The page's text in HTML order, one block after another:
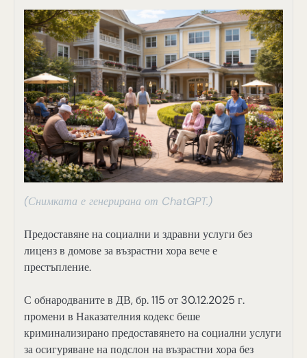
(Снимката е генерирана от ChatGPT.)
Предоставяне на социални и здравни услуги без
лиценз в домове за възрастни хора вече е
престъпление.
С обнародваните в ДВ, бр. 115 от 30.12.2025 г.
промени в Наказателния кодекс беше
криминализирано предоставянето на социални услуги
за осигуряване на подслон на възрастни хора без